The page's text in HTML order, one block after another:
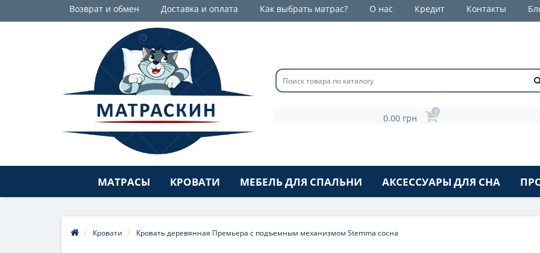
Возврат и обмен Доставка и оплата Как выбрать матрас? О нас Кредит Контакты
0.00 грн
0
МАТРАСЫ КРОВАТИ МЕБЕЛЬ ДЛЯ СПАЛЬНИ АКСЕССУАРЫ ДЛЯ СНА
Кровати Кровать деревянная Премьера с подъемным механизмом Stemma сосна